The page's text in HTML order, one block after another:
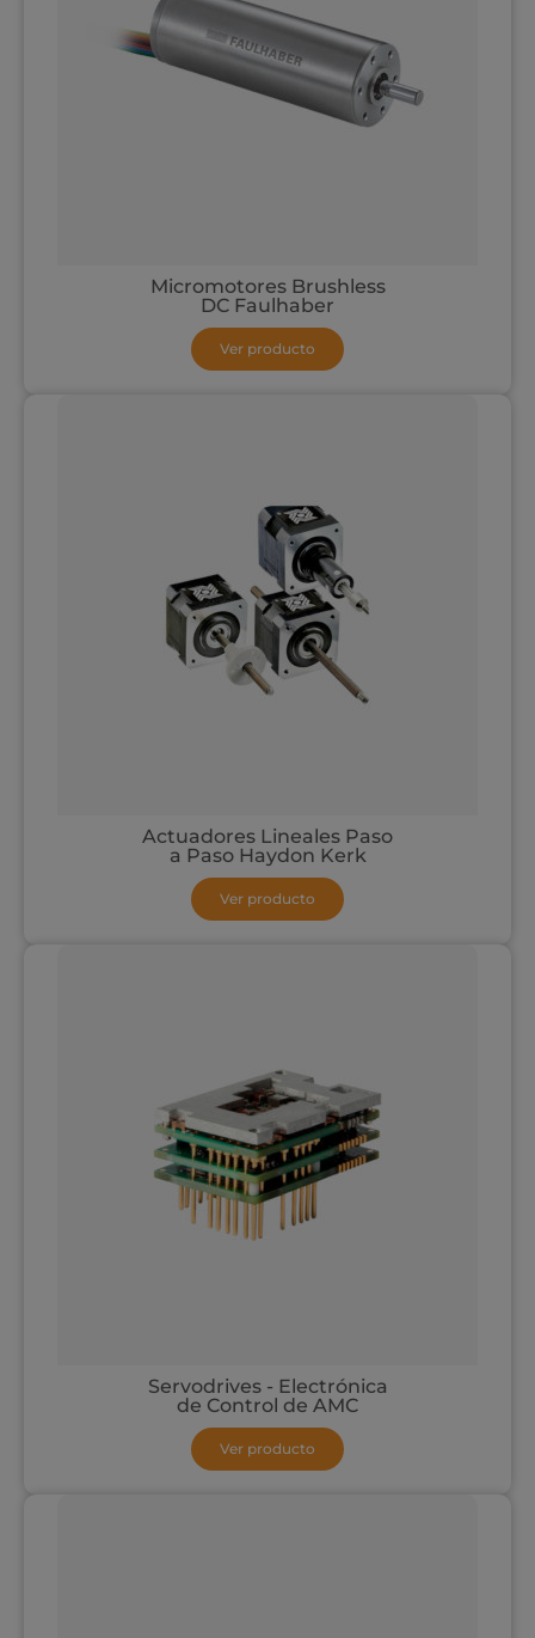
Micromotores Brushless
DC Faulhaber
Ver producto
Actuadores Lineales Paso
a Paso Haydon Kerk
Ver producto
Servodrives - Electrónica
de Control de AMC
Ver producto